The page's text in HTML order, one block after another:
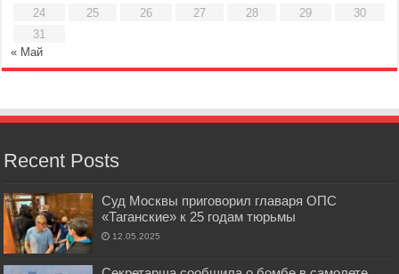
24
25 26 27 28 29
30
31
« Май
Recent Posts
Суд Москвы приговорил главаря ОПС
«Таганские» к 25 годам тюрьмы
12.05.2025